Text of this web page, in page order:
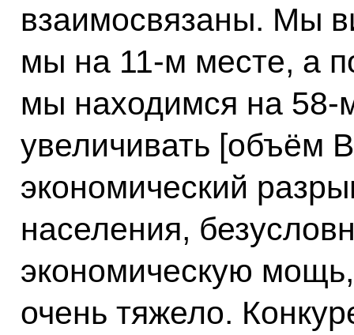
взаимосвязаны. Мы
мы на 11-м месте, а
мы находимся на
увеличивать [объём
экономический
населения,
экономическую
очень тяжело.